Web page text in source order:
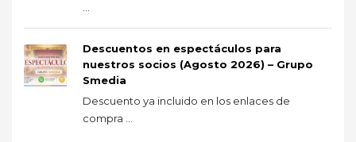
Descuentos en espectáculos para
nuestros socios (Agosto 2026) – Grupo
Smedia
Descuento ya incluido en los enlaces de
compra ...